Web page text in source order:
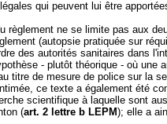
qui peuvent lui être
règlement ne se limite pas aux
(autopsie pratiquée sur
des autorités sanitaires dans
- plutôt théorique - où une
titre de mesure de police sur la
ce texte a également été
scientifique à laquelle sont
(art. 2 lettre b LEPM); elle a